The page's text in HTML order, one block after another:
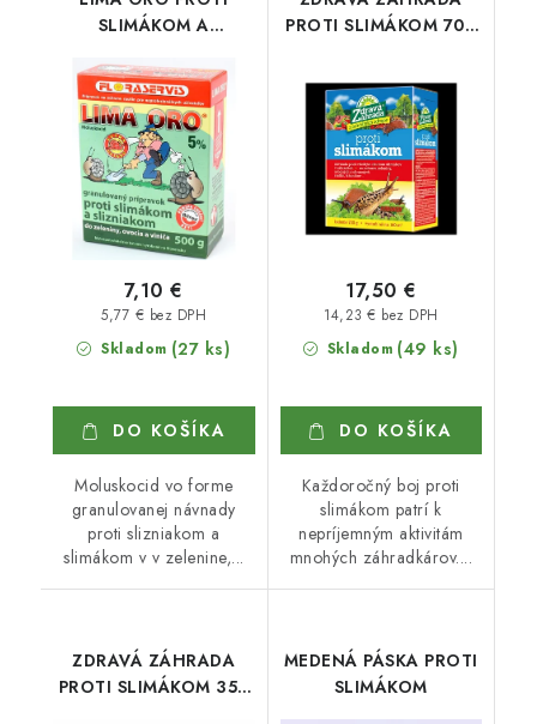
SLIMÁKOM A
Skladom (27 ks)
5,77 € bez DPH
7,10 €
DO KOŠÍKA
Moluskocid vo forme
granulovanej návnady
proti slizniakom a
slimákom v v zelenine,...
PROTI SLIMÁKOM 700
Skladom (49 ks)
14,23 € bez DPH
17,50 €
DO KOŠÍKA
Každoročný boj proti
slimákom patrí k
nepríjemným aktivitám
mnohých záhradkárov....
ZDRAVÁ ZÁHRADA
PROTI SLIMÁKOM 350
MEDENÁ PÁSKA PROTI
SLIMÁKOM